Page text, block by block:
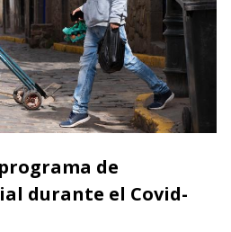
de
durante el Covid-